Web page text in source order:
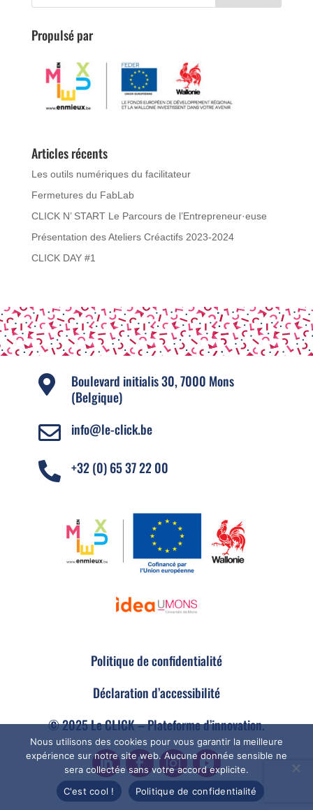
Propulsé par
Articles récents
Les outils numériques du facilitateur
Fermetures du FabLab
CLICK N’ START Le Parcours de l’Entrepreneur·euse
Présentation des Ateliers Créactifs 2023-2024
CLICK DAY #1

Boulevard initialis 30, 7000 Mons
(Belgique)
 info@le-click.be
 +32 (0) 65 37 22 00
Politique de confidentialité
Déclaration d’accessibilité
© 2025 Le CLICK – Plateforme d’innovation.
Nous utilisons des cookies pour vous garantir la meilleure
expérience sur notre site web. Aucune donnée sensible ne
sera collectée sans votre accord explicite.
C'est cool !
Politique de confidentialité